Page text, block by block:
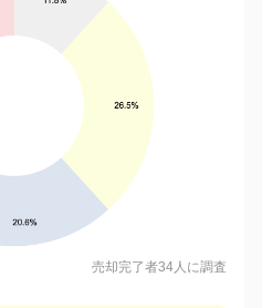
売却完了者34人に調査